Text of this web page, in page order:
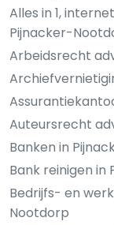
Alles in 1,
Pijnacker-
Arbeidsrecht
Auteursrecht
Banken in
Bank reinigen
Bedrijfs- en
Nootdorp